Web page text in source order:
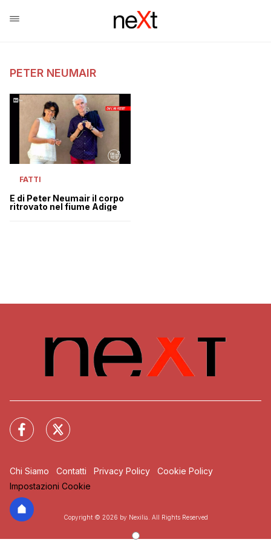
PETER NEUMAIR
FATTI
È di Peter Neumair il corpo
ritrovato nel fiume Adige
Chi Siamo Contatti Privacy Policy
Cookie Policy
Impostazioni Cookie
Copyright © 2026 by Nexilia. All Rights Reserved